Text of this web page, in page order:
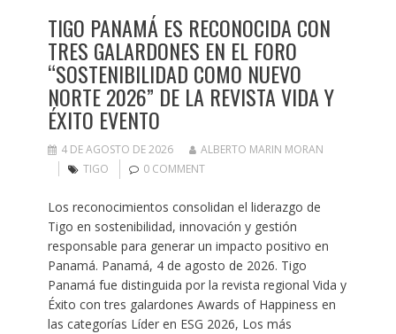
TIGO PANAMÁ ES RECONOCIDA CON
TRES GALARDONES EN EL FORO
“SOSTENIBILIDAD COMO NUEVO
NORTE 2026” DE LA REVISTA VIDA Y
ÉXITO EVENTO
4 DE AGOSTO DE 2026
ALBERTO MARIN MORAN
TIGO
0 COMMENT
Los reconocimientos consolidan el liderazgo de
Tigo en sostenibilidad, innovación y gestión
responsable para generar un impacto positivo en
Panamá. Panamá, 4 de agosto de 2026. Tigo
Panamá fue distinguida por la revista regional Vida y
Éxito con tres galardones Awards of Happiness en
las categorías Líder en ESG 2026, Los más